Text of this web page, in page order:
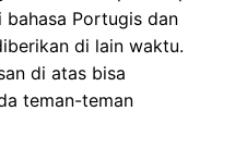
Portugis dan
di lain waktu.
di atas bisa
teman-teman